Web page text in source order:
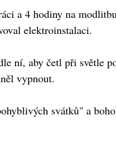
a 4 hodiny na
elektroinstalaci.
ní, aby četl při světle
vypnout.
svátků" a